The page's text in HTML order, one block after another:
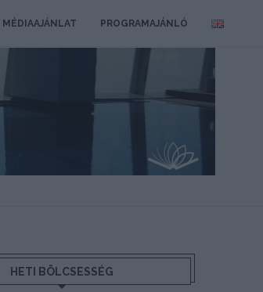
MÉDIAAJÁNLAT PROGRAMAJÁNLÓ
HETI BÖLCSESSÉG